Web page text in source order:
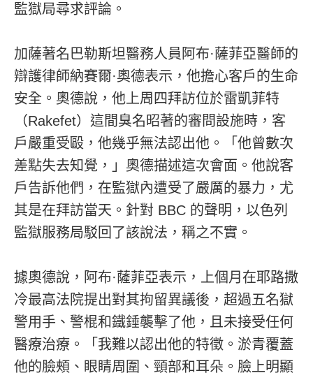
監獄局尋求評論。
加薩著名巴勒斯坦醫務人員阿布·薩菲亞醫師的
辯護律師納賽爾·奧德表示，他擔心客戶的生命
安全。奧德說，他上周四拜訪位於雷凱菲特
（Rakefet）這間臭名昭著的審問設施時，客
戶嚴重受毆，他幾乎無法認出他。「他曾數次
差點失去知覺，」奧德描述這次會面。他說客
戶告訴他們，在監獄內遭受了嚴厲的暴力，尤
其是在拜訪當天。針對 BBC 的聲明，以色列
監獄服務局駁回了該說法，稱之不實。
據奧德說，阿布·薩菲亞表示，上個月在耶路撒
冷最高法院提出對其拘留異議後，超過五名獄
警用手、警棍和鐵錘襲擊了他，且未接受任何
醫療治療。「我難以認出他的特徵。淤青覆蓋
他的臉頰、眼睛周圍、頸部和耳朵。臉上明顯